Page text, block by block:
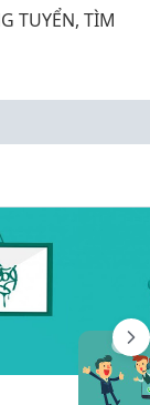
TUYỂN, TÌM